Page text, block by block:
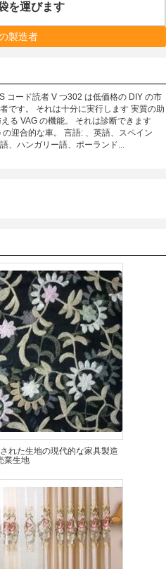
を運びます
製造者
コード読者 V つ302 は低価格の DIY の市
です。 それは十分に実行します 実質の助
る VAG の機能。 それは診断できます
迎合的な車。 言語: 、英語、スペイン
、ハンガリー語、ポーランド...
れた生地の現代的な家具製造
業生地